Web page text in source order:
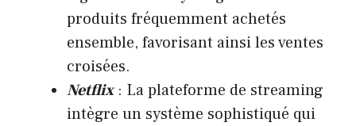
produits fréquemment achetés
ensemble, favorisant ainsi les ventes
croisées.
Netflix: La plateforme de streaming
intègre un système sophistiqué qui